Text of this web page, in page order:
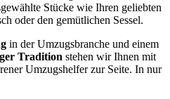
Stücke wie Ihren geliebten
oder den gemütlichen Sessel.
in der Umzugsbranche und einem
Tradition stehen wir Ihnen mit
Umzugshelfer zur Seite. In nur